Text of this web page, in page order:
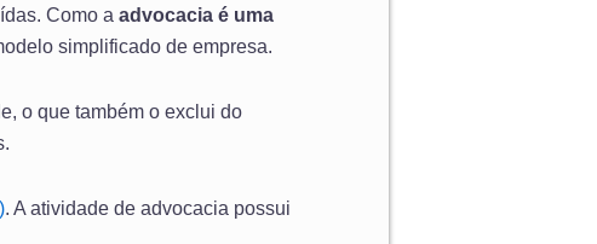
Como a advocacia é uma
simplificado de empresa.
o que também o exclui do
. A atividade de advocacia possui